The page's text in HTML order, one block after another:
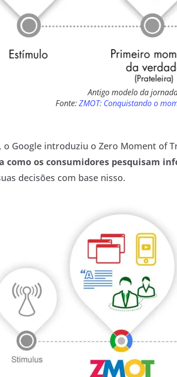
Antigo modelo da
Fonte:ZMOT: Conquistando o
o Google introduziu o Zero Moment of
como os consumidores pesquisam
decisões com base nisso.